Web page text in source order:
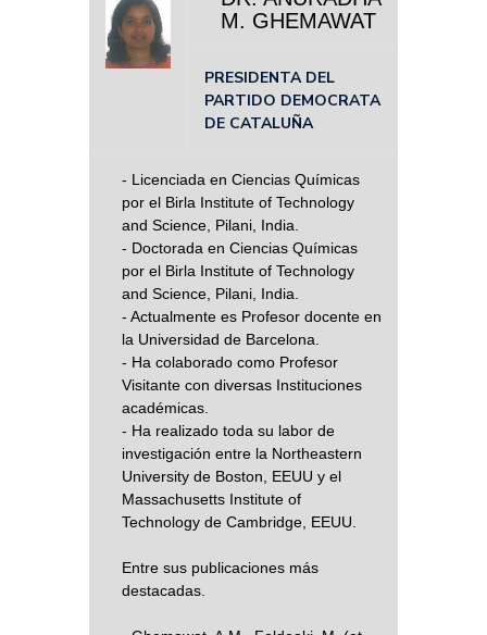
M. GHEMAWAT
PRESIDENTA DEL
PARTIDO DEMOCRATA
DE CATALUÑA
- Licenciada en Ciencias Químicas
por el Birla Institute of Technology
and Science, Pilani, India.
- Doctorada en Ciencias Químicas
por el Birla Institute of Technology
and Science, Pilani, India.
- Actualmente es Profesor docente en
la Universidad de Barcelona.
- Ha colaborado como Profesor
Visitante con diversas Instituciones
académicas.
- Ha realizado toda su labor de
investigación entre la Northeastern
University de Boston, EEUU y el
Massachusetts Institute of
Technology de Cambridge, EEUU.
Entre sus publicaciones más
destacadas.